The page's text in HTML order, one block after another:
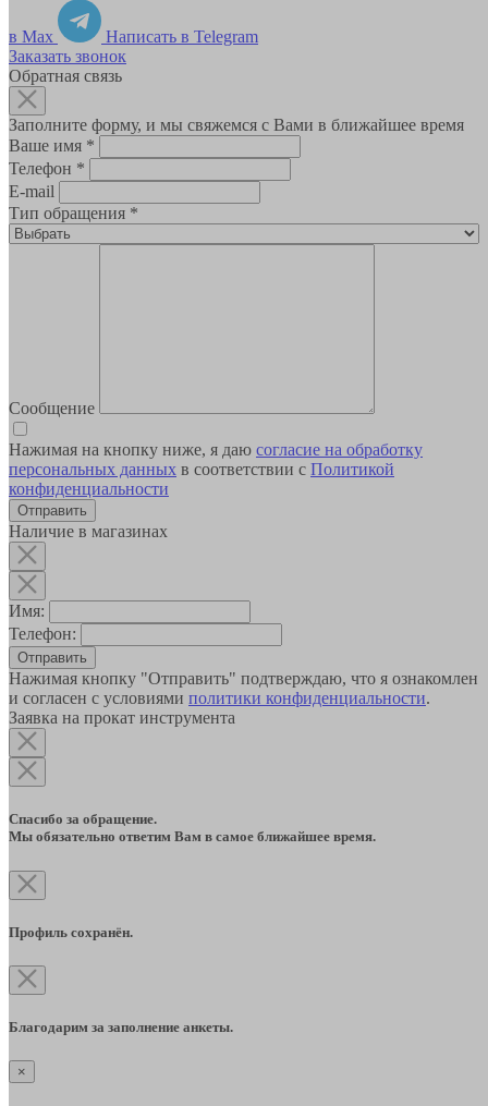
в Max
Написать в Telegram
Заказать звонок
Обратная связь
Заполните форму, и мы свяжемся с Вами в ближайшее время
Ваше имя *
Телефон *
E-mail
Тип обращения *
Сообщение
Нажимая на кнопку ниже, я даю согласие на обработку
персональных данных в соответствии с Политикой
конфиденциальности
Наличие в магазинах
Имя:
Телефон:
Отправить
Нажимая кнопку "Отправить" подтверждаю, что я ознакомлен
и согласен с условиями политики конфиденциальности.
Заявка на прокат инструмента
Спасибо за обращение.
Мы обязательно ответим Вам в самое ближайшее время.
Профиль сохранён.
Благодарим за заполнение анкеты.
×